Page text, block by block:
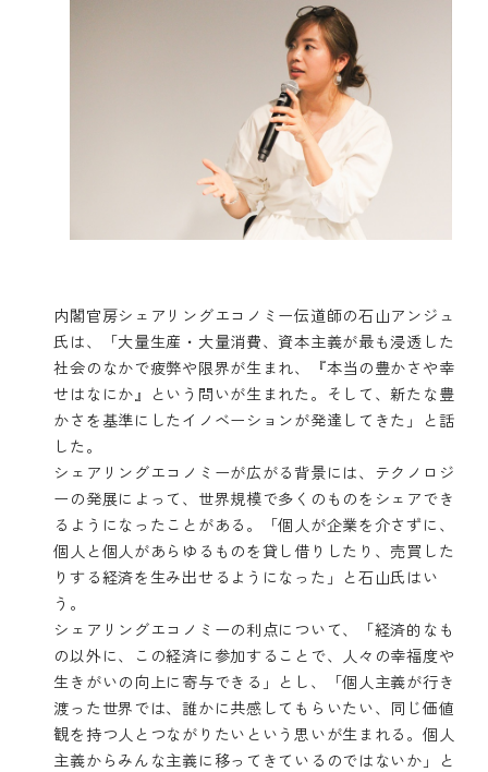
内閣官房シェアリングエコノミー伝道師の石山アンジュ
氏は、「大量生産・大量消費、資本主義が最も浸透した
社会のなかで疲弊や限界が生まれ、『本当の豊かさや幸
せはなにか』という問いが生まれた。そして、新たな豊
かさを基準にしたイノベーションが発達してきた」と話
した。
シェアリングエコノミーが広がる背景には、テクノロジ
ーの発展によって、世界規模で多くのものをシェアでき
るようになったことがある。「個人が企業を介さずに、
個人と個人があらゆるものを貸し借りしたり、売買した
りする経済を生み出せるようになった」と石山氏はい
う。
シェアリングエコノミーの利点について、「経済的なも
の以外に、この経済に参加することで、人々の幸福度や
生きがいの向上に寄与できる」とし、「個人主義が行き
渡った世界では、誰かに共感してもらいたい、同じ価値
観を持つ人とつながりたいという思いが生まれる。個人
主義からみんな主義に移ってきているのではないか」と